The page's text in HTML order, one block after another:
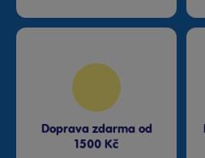
Doprava zdarma od
1500 Kč